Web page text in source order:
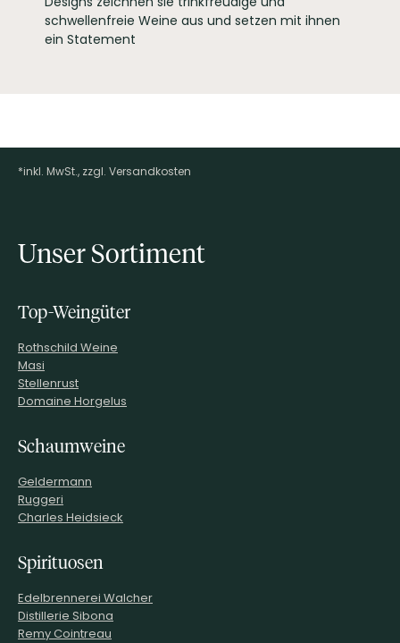
schwellenfreie Weine aus und setzen mit ihnen
ein Statement
Footer-Menü
*inkl. MwSt., zzgl. Versandkosten
Unser Sortiment
Top-Weingüter
Rothschild Weine
Masi
Stellenrust
Domaine Horgelus
Schaumweine
Geldermann
Ruggeri
Charles Heidsieck
Spirituosen
Edelbrennerei Walcher
Distillerie Sibona
Remy Cointreau